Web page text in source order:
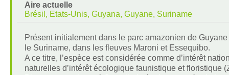
Aire actuelle
Brésil, Etats-Unis, Guyana, Guyane, Suriname
Présent initialement dans le parc amazonien de
le Suriname, dans les fleuves Maroni et Essequibo.
A ce titre, l’espèce est considérée comme d’intérêt
naturelles d’intérêt écologique faunistique et floristique